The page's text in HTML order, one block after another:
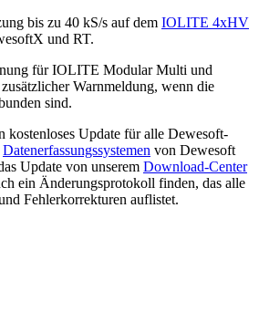
bis zu 40 kS/s auf dem IOLITE 4xHV
und RT.
für IOLITE Modular Multi und
Warnmeldung, wenn die
sind.
kostenloses Update für alle Dewesoft-
Datenerfassungssystemen von Dewesoft
Update von unserem Download-Center
ein Änderungsprotokoll finden, das alle
Fehlerkorrekturen auflistet.